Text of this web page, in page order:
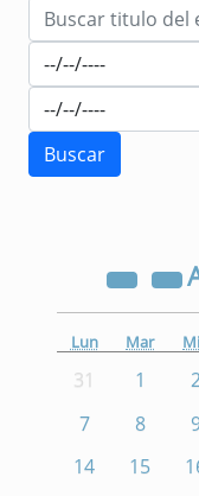
Lun Mar
31 1
7
8
14
15